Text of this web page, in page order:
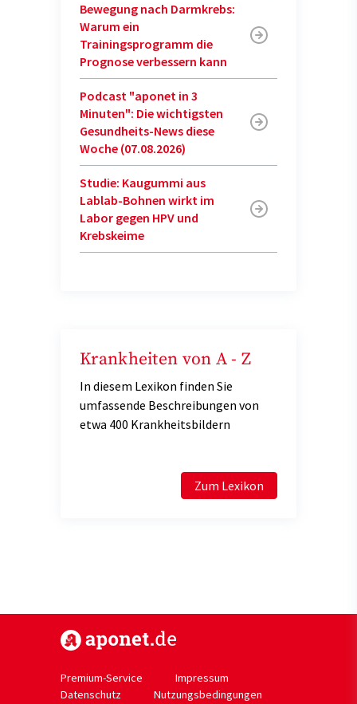
Bewegung nach Darmkrebs:
Warum ein
Trainingsprogramm die
Prognose verbessern kann
Podcast "aponet in 3
Minuten": Die wichtigsten
Gesundheits-News diese
Woche (07.08.2026)
Studie: Kaugummi aus
Lablab-Bohnen wirkt im
Labor gegen HPV und
Krebskeime
Krankheiten von A - Z
In diesem Lexikon finden Sie
umfassende Beschreibungen von
etwa 400 Krankheitsbildern
Zum Lexikon
Premium-Service
Impressum
Datenschutz
Nutzungsbedingungen